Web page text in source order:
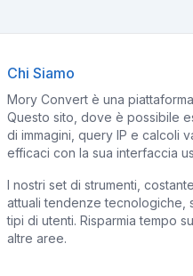
Chi Siamo
Mory Convert è una
Questo sito, dove è possibile
di immagini, query IP e calcoli
efficaci con la sua interfaccia
I nostri set di strumenti,
attuali tendenze tecnologiche,
tipi di utenti. Risparmia tempo
altre aree.